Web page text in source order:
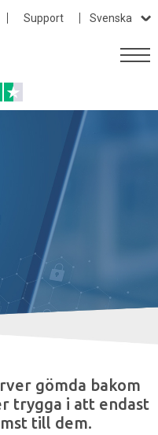
Support Svenska
gömda bakom
trygga i att endast
till dem.